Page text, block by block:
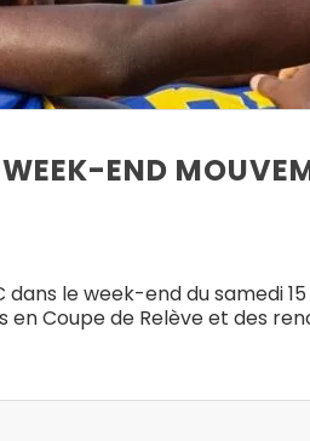
END
le week-end du samedi
Coupe de Relève et des